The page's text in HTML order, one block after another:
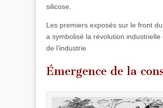
silicose.
Les premiers exposés sur le front
a symbolisé la révolution
de l’industrie
Émergence de la